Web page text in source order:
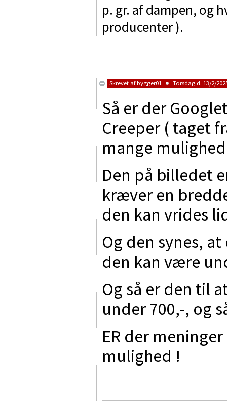
p. gr. af dampen, og
producenter ).
Skrevet afbygger01 Torsdag d. 13/2/
Så er der
Creeper ( taget
mange
Den på billedet
kræver en
den kan vrides
Og den synes,
den kan være
Og så er den til
under 700,-, og
ER der
mulighed !